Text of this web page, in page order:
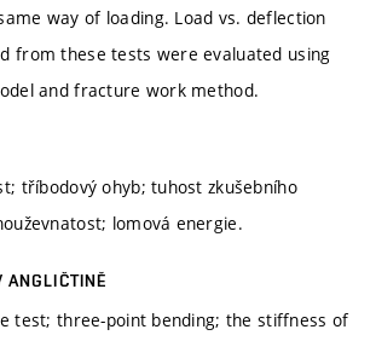
way of loading. Load vs. deflection
from these tests were evaluated using
and fracture work method.
tříbodový ohyb; tuhost zkušebního
lomová energie.
ANGLIČTINĚ
test; three-point bending; the stiffness of